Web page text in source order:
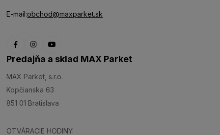
E-mail:obchod@maxparket.sk
Predajňa a sklad MAX Parket
MAX Parket, s.r.o.
Kopčianska 63
851 01 Bratislava
OTVÁRACIE HODINY: